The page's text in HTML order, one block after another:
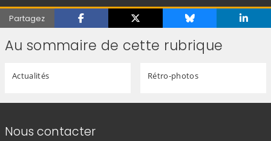
Partagez
Au sommaire de cette rubrique
Actualités Rétro-photos
Informations de contact
Nous contacter